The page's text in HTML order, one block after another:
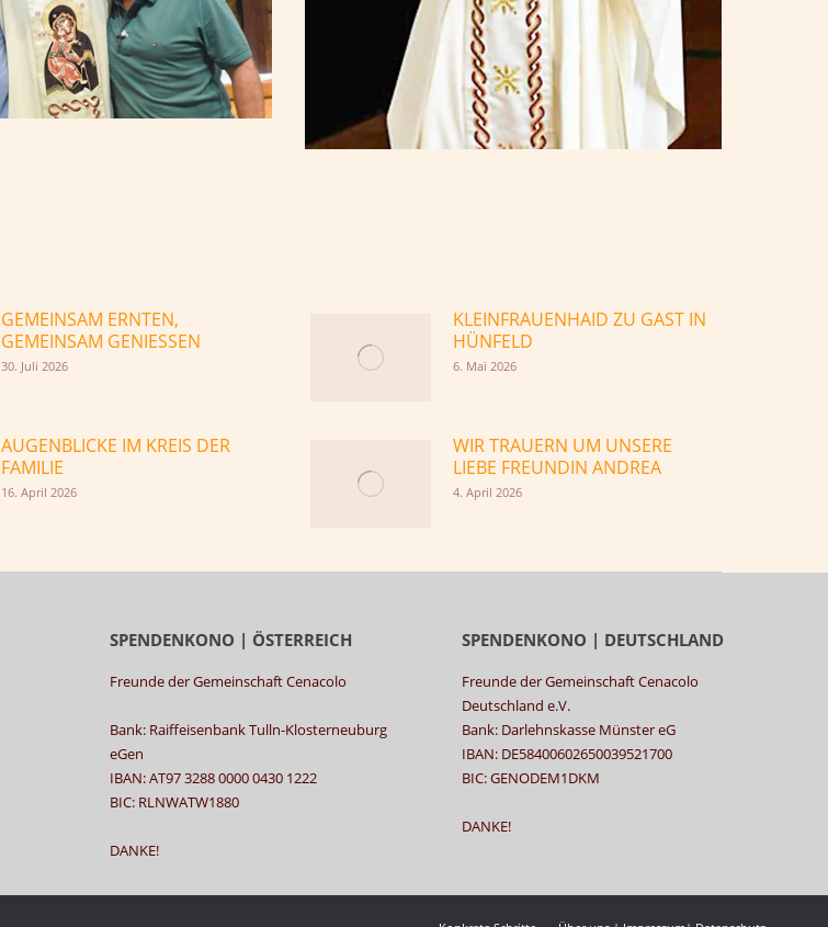
GEMEINSAM ERNTEN,
GEMEINSAM GENIESSEN
30. Juli 2026
KLEINFRAUENHAID ZU GAST IN
HÜNFELD
6. Mai 2026
AUGENBLICKE IM KREIS DER
FAMILIE
16. April 2026
WIR TRAUERN UM UNSERE
LIEBE FREUNDIN ANDREA
4. April 2026
SPENDENKONO | ÖSTERREICH
Freunde der Gemeinschaft Cenacolo
Bank: Raiffeisenbank Tulln-Klosterneuburg
eGen
IBAN: AT97 3288 0000 0430 1222
BIC: RLNWATW1880
DANKE!
SPENDENKONO | DEUTSCHLAND
Freunde der Gemeinschaft Cenacolo
Deutschland e.V.
Bank: Darlehnskasse Münster eG
IBAN: DE58400602650039521700
BIC: GENODEM1DKM
DANKE!